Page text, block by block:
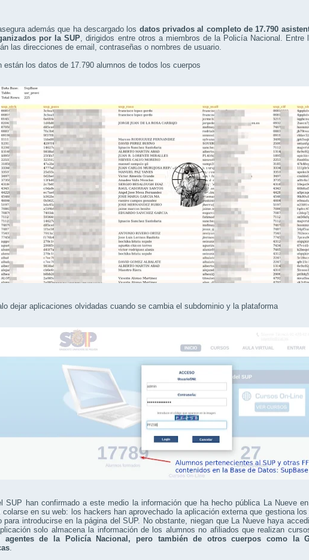
además que ha descargado los datos privados al completo de 17.790
por la SUP , dirigidos entre otros a miembros de la Policía Nacional.
las direcciones de email, contraseñas o nombres de usuario.
están los datos de 17.790 alumnos de todos los cuerpos
dejar aplicaciones olvidadas cuando se cambia el subdominio y la plataforma
SUP han confirmado a este medio la información que ha hecho pública La Nueve
colarse en su web: los hackers han aprovechado la aplicación externa que gestiona
para introducirse en la página del SUP. No obstante, niegan que La Nueve haya
solo almacena la información de los alumnos no afiliados que realizan
agentes de la Policía Nacional, pero también de otros cuerpos como la